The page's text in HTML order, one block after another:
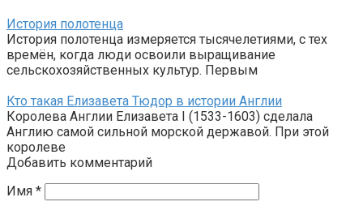
История полотенца
История полотенца измеряется тысячелетиями, с тех
времён, когда люди освоили выращивание
сельскохозяйственных культур. Первым
Кто такая Елизавета Тюдор в истории Англии
Королева Англии Елизавета I (1533-1603) сделала
Англию самой сильной морской державой. При этой
королеве
Добавить комментарий
Имя *